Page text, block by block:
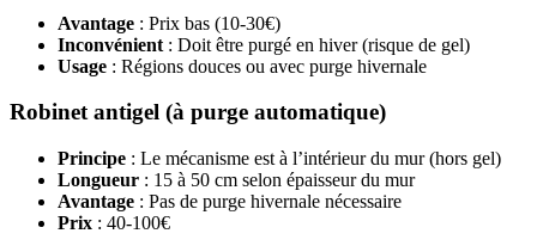
Avantage : Prix bas (10-30€)
Inconvénient : Doit être purgé en hiver (risque de gel)
Usage : Régions douces ou avec purge hivernale
Robinet antigel (à purge automatique)
Principe : Le mécanisme est à l’intérieur du mur (hors gel)
Longueur : 15 à 50 cm selon épaisseur du mur
Avantage : Pas de purge hivernale nécessaire
Prix : 40-100€